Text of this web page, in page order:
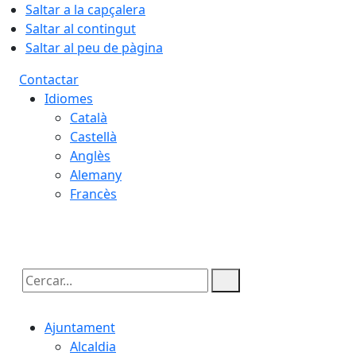
Saltar a la capçalera
Saltar al contingut
Saltar al peu de pàgina
Contactar
Idiomes
Català
Castellà
Anglès
Alemany
Francès
Cercar:
Ajuntament
Alcaldia